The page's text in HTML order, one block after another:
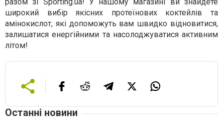
разом зі Sporting.ua! У нашому магазині ви знайдете
широкий вибір якісних протеїнових коктейлів та
амінокислот, які допоможуть вам швидко відновитися,
залишатися енергійними та насолоджуватися активним
літом!
Останні новини